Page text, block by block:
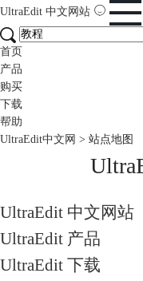
UltraEdit 中文网站
首页
产品
购买
下载
帮助
UltraEdit中文网 > 站点地图
UltraEdit 中文网站
UltraEdit 产品
UltraEdit 下载